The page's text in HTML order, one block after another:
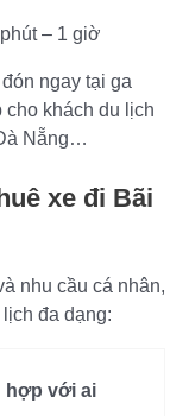
– 1 giờ
ngay tại ga
khách du lịch
Nẵng…
xe đi Bãi
nhu cầu cá nhân,
đa dạng:
hợp với ai